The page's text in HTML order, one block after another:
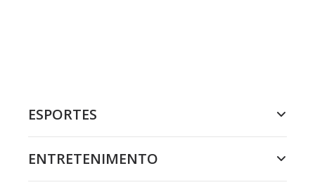
ESPORTES
ENTRETENIMENTO